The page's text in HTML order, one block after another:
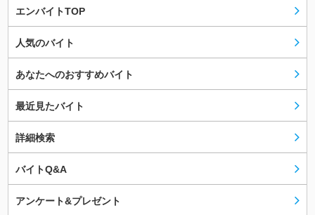
エンバイトTOP
人気のバイト
あなたへのおすすめバイト
最近見たバイト
詳細検索
バイトQ&A
アンケート&プレゼント